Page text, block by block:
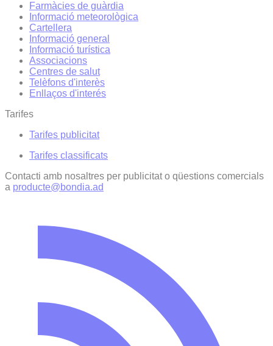
Farmàcies de guàrdia
Informació meteorològica
Cartellera
Informació general
Informació turística
Associacions
Centres de salut
Telèfons d'interès
Enllaços d'interés
Tarifes
Tarifes publicitat
Tarifes classificats
Contacti amb nosaltres per publicitat o qüestions comercials
a producte@bondia.ad